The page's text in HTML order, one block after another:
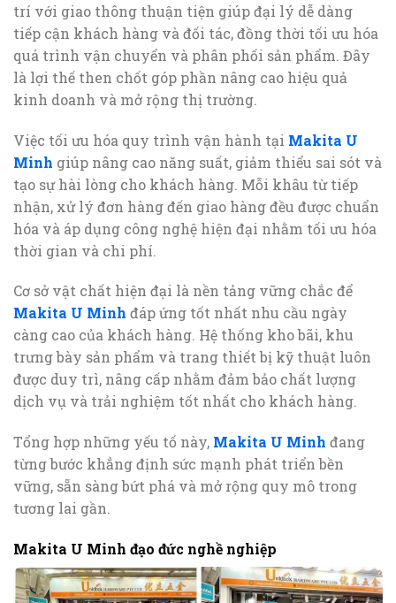
trí với giao thông thuận tiện giúp đại lý dễ dàng
tiếp cận khách hàng và đối tác, đồng thời tối ưu hóa
quá trình vận chuyển và phân phối sản phẩm. Đây
là lợi thế then chốt góp phần nâng cao hiệu quả
kinh doanh và mở rộng thị trường.
Việc tối ưu hóa quy trình vận hành tại Makita U
Minh giúp nâng cao năng suất, giảm thiểu sai sót và
tạo sự hài lòng cho khách hàng. Mỗi khâu từ tiếp
nhận, xử lý đơn hàng đến giao hàng đều được chuẩn
hóa và áp dụng công nghệ hiện đại nhằm tối ưu hóa
thời gian và chi phí.
Cơ sở vật chất hiện đại là nền tảng vững chắc để
Makita U Minh đáp ứng tốt nhất nhu cầu ngày
càng cao của khách hàng. Hệ thống kho bãi, khu
trưng bày sản phẩm và trang thiết bị kỹ thuật luôn
được duy trì, nâng cấp nhằm đảm bảo chất lượng
dịch vụ và trải nghiệm tốt nhất cho khách hàng.
Tổng hợp những yếu tố này, Makita U Minh đang
từng bước khẳng định sức mạnh phát triển bền
vững, sẵn sàng bứt phá và mở rộng quy mô trong
tương lai gần.
Makita U Minh đạo đức nghề nghiệp